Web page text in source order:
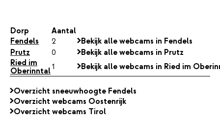
Dorp
Aantal
Fendels
2
Bekijk alle webcams in Fendels
Prutz
0
Bekijk alle webcams in Prutz
Ried im
Oberinntal1 Bekijk alle webcams in Ried im
Overzicht sneeuwhoogte Fendels
Overzicht webcams Oostenrijk
Overzicht webcams Tirol